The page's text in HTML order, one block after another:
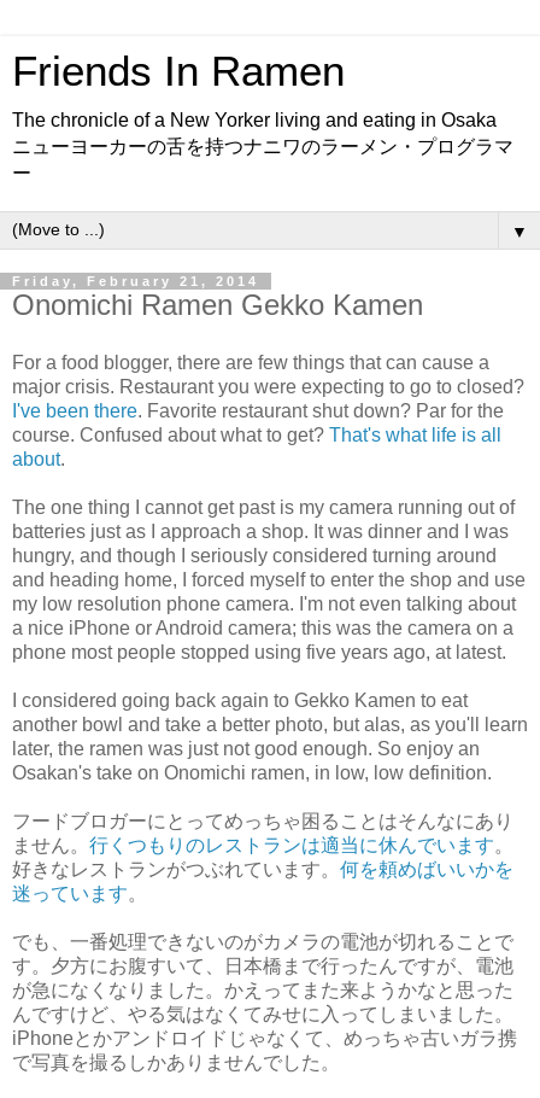
Friends In Ramen
The chronicle of a New Yorker living and eating in Osaka
ニューヨーカーの舌を持つナニワのラーメン・プログラマ
ー
▼
Friday, February 21, 2014
Onomichi Ramen Gekko Kamen
For a food blogger, there are few things that can cause a
major crisis. Restaurant you were expecting to go to closed?
I've been there. Favorite restaurant shut down? Par for the
course. Confused about what to get? That's what life is all
about.
The one thing I cannot get past is my camera running out of
batteries just as I approach a shop. It was dinner and I was
hungry, and though I seriously considered turning around
and heading home, I forced myself to enter the shop and use
my low resolution phone camera. I'm not even talking about
a nice iPhone or Android camera; this was the camera on a
phone most people stopped using five years ago, at latest.
I considered going back again to Gekko Kamen to eat
another bowl and take a better photo, but alas, as you'll learn
later, the ramen was just not good enough. So enjoy an
Osakan's take on Onomichi ramen, in low, low definition.
フードブロガーにとってめっちゃ困ることはそんなにあり
ません。 行くつもりのレストランは適当に休んでいます。
好きなレストランがつぶれています。 何を頼めばいいかを
迷っています。
でも、一番処理できないのがカメラの電池が切れることで
す。夕方にお腹すいて、日本橋まで行ったんですが、電池
が急になくなりました。かえってまた来ようかなと思った
んですけど、やる気はなくてみせに入ってしまいました。
iPhoneとかアンドロイドじゃなくて、めっちゃ古いガラ携
で写真を撮るしかありませんでした。